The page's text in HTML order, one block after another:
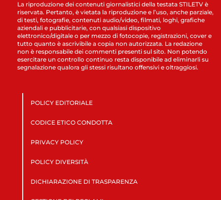
La riproduzione dei contenuti giornalistici della testata STILETV è
riservata. Pertanto, è vietata la riproduzione e l’uso, anche parziale,
di testi, fotografie, contenuti audio/video, filmati, loghi, grafiche
aziendali e pubblicitarie, con qualsiasi dispositivo
elettronico/digitale o per mezzo di fotocopie, registrazioni, cover e
tutto quanto è ascrivibile a copia non autorizzata. La redazione
non è responsabile dei commenti presenti sul sito. Non potendo
esercitare un controllo continuo resta disponibile ad eliminarli su
segnalazione qualora gli stessi risultano offensivi e oltraggiosi.
POLICY EDITORIALE
CODICE ETICO CONDOTTA
PRIVACY POLICY
POLICY DIVERSITÀ
DICHIARAZIONE DI TRASPARENZA